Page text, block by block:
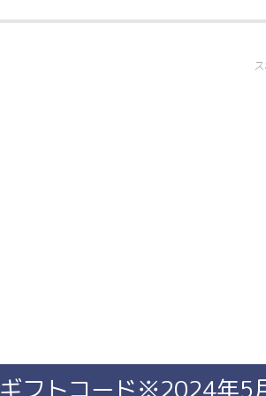
ギフトコード※2024年5